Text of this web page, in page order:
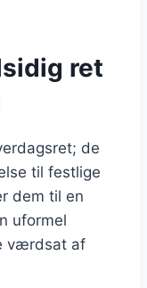
ret
de
til festlige
dem til en
uformel
værdsat af